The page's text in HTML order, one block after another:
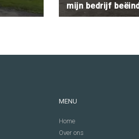
mijn bedrijf
MENU
Home
Over ons